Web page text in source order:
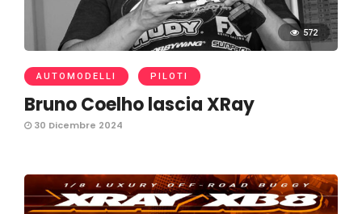
572
AUTOMODELLI PILOTI
Bruno Coelho lascia XRay
30 Dicembre 2024